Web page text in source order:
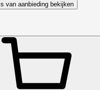
van aanbieding bekijken